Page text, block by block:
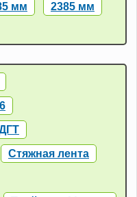
мм 2385 мм
Стяжная лента